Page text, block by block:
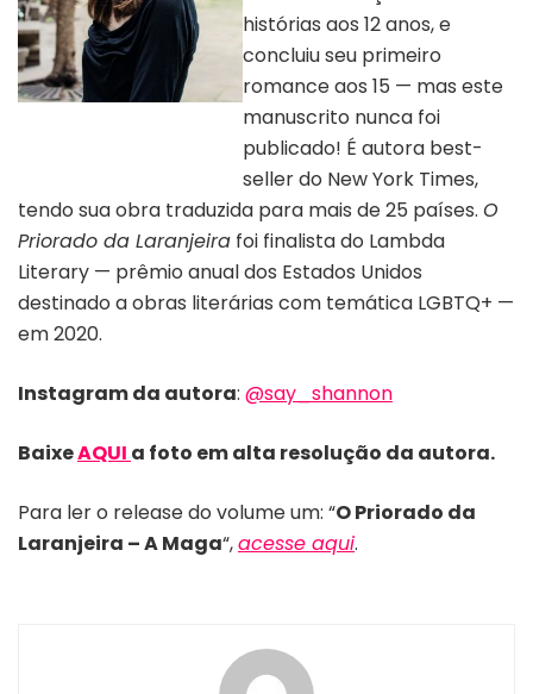
histórias aos 12 anos, e
concluiu seu primeiro
romance aos 15 — mas este
manuscrito nunca foi
publicado! É autora best-
seller do New York Times,
tendo sua obra traduzida para mais de 25 países. O
Priorado da Laranjeira foi finalista do Lambda
Literary — prêmio anual dos Estados Unidos
destinado a obras literárias com temática LGBTQ+ —
em 2020.
Instagram da autora: @say_shannon
BaixeAQUI a foto em alta resolução da autora.
Para ler o release do volume um: “O Priorado da
Laranjeira – A Maga“,acesse aqui.